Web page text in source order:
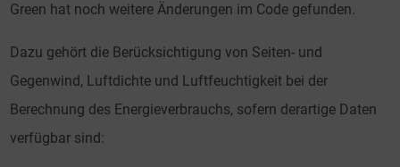
Green hat noch weitere Änderungen im Code gefunden.
Dazu gehört die Berücksichtigung von Seiten- und
Gegenwind, Luftdichte und Luftfeuchtigkeit bei der
Berechnung des Energieverbrauchs, sofern derartige Daten
verfügbar sind: